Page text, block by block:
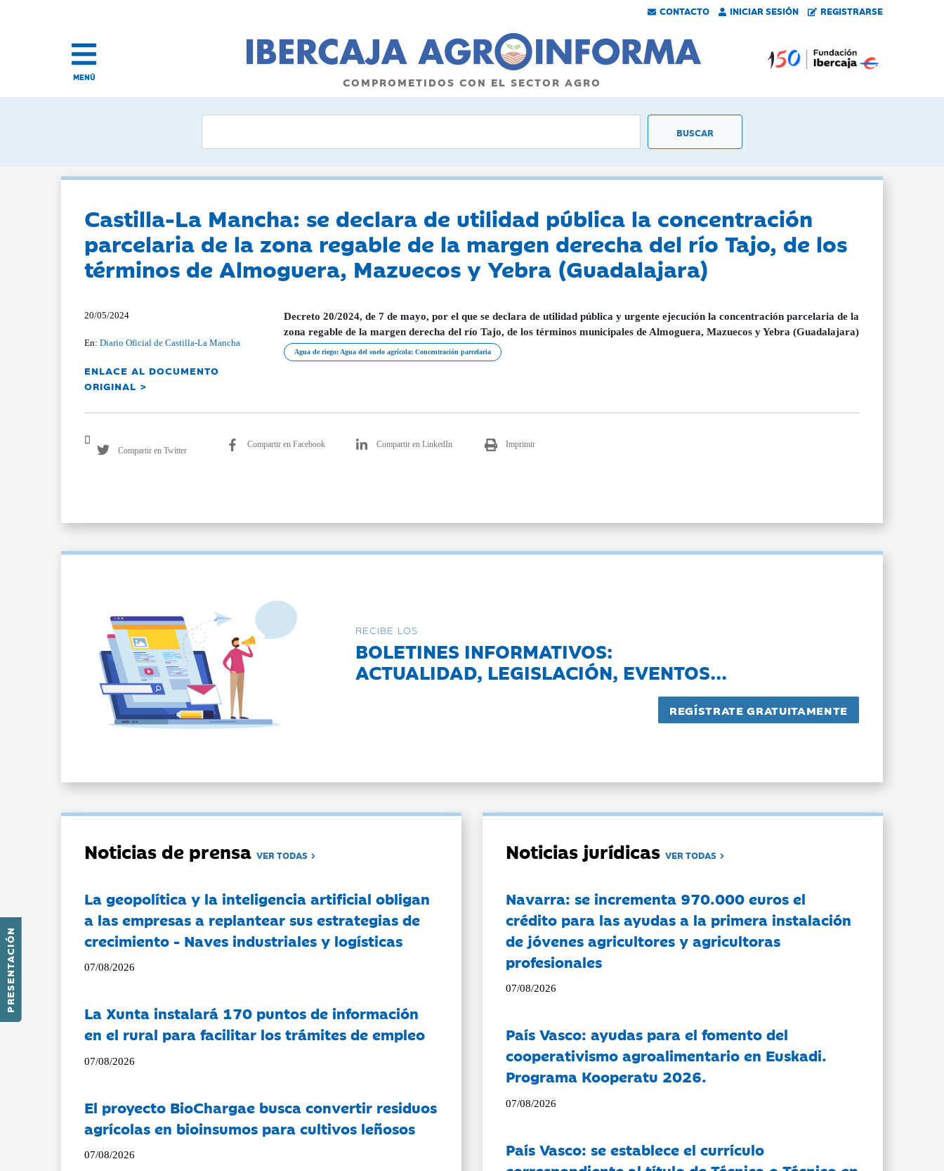
CONTACTO INICIAR SESIÓN REGISTRARSE
PRESENTACIÓN
MENÚ COMPROMETIDOS CON EL SECTOR AGRO
Castilla-La Mancha: se declara de utilidad pública la concentración
parcelaria de la zona regable de la margen derecha del río Tajo, de los
términos de Almoguera, Mazuecos y Yebra (Guadalajara)
20/05/2024
En:Diario Oficial de Castilla-La Mancha
ENLACE AL DOCUMENTO
ORIGINAL >
Decreto 20/2024, de 7 de mayo, por el que se declara de utilidad pública y urgente ejecución la concentración parcelaria de la
zona regable de la margen derecha del río Tajo, de los términos municipales de Almoguera, Mazuecos y Yebra (Guadalajara)
Agua de riego; Agua del suelo agrícola; Concentración parcelaria
Compartir en Twitter
Compartir en Facebook Compartir en LinkedIn Imprimir
RECIBE LOS
BOLETINES INFORMATIVOS:
ACTUALIDAD, LEGISLACIÓN, EVENTOS...
Noticias de prensaVER TODAS
La geopolítica y la inteligencia artificial obligan
a las empresas a replantear sus estrategias de
crecimiento - Naves industriales y logísticas
07/08/2026
La Xunta instalará 170 puntos de información
en el rural para facilitar los trámites de empleo
07/08/2026
El proyecto BioChargae busca convertir residuos
agrícolas en bioinsumos para cultivos leñosos
07/08/2026
Noticias jurídicasVER TODAS
Navarra: se incrementa 970.000 euros el
crédito para las ayudas a la primera instalación
de jóvenes agricultores y agricultoras
profesionales
07/08/2026
País Vasco: ayudas para el fomento del
cooperativismo agroalimentario en Euskadi.
Programa Kooperatu 2026.
07/08/2026
País Vasco: se establece el currículo